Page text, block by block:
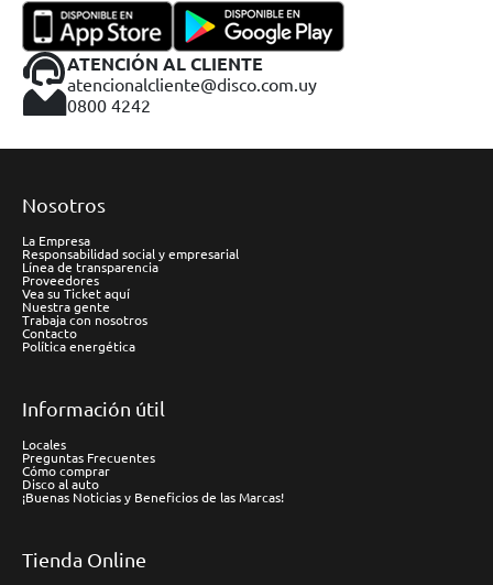
ATENCIÓN AL CLIENTE
atencionalcliente@disco.com.uy
0800 4242
Nosotros
La Empresa
Responsabilidad social y empresarial
Línea de transparencia
Proveedores
Vea su Ticket aquí
Nuestra gente
Trabaja con nosotros
Contacto
Política energética
Información útil
Locales
Preguntas Frecuentes
Cómo comprar
Disco al auto
¡Buenas Noticias y Beneficios de las Marcas!
Tienda Online